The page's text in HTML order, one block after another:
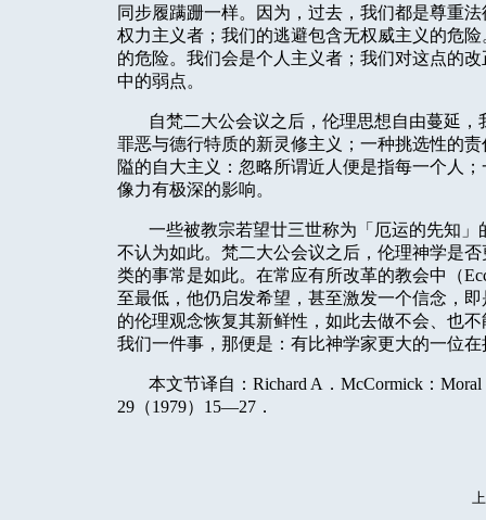
同步履蹒跚一样。因为，过去，我们都是尊重
权力主义者；我们的逃避包含无权威主义的危
的危险。我们会是个人主义者；我们对这点的
中的弱点。
自梵二大公会议之后，伦理思想自由蔓延
罪恶与德行特质的新灵修主义；一种挑选性的
隘的自大主义：忽略所谓近人便是指每一个人
像力有极深的影响。
一些被教宗若望廿三世称为「厄运的先知
不认为如此。梵二大公会议之后，伦理神学是
类的事常是如此。在常应有所改革的教会中（
至最低，他仍启发希望，甚至激发一个信念，
的伦理观念恢复其新鲜性，如此去做不会、也
我们一件事，那便是：有比神学家更大的一位
本文节译自： Richard A ． McCormick ： Moral
29 （1979） 15—27 ．